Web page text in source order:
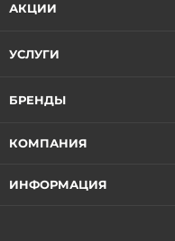
АКЦИИ
УСЛУГИ
БРЕНДЫ
КОМПАНИЯ
ИНФОРМАЦИЯ